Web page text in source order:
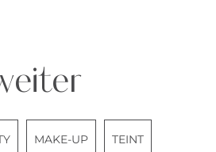
MAKE-UP TEINT